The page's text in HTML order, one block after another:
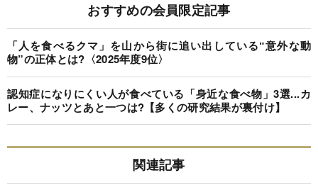
おすすめの会員限定記事
「人を食べるクマ」を山から街に追い出している“意外な動
物”の正体とは?〈2025年度9位〉
認知症になりにくい人が食べている「身近な食べ物」3選...カ
レー、ナッツとあと一つは?【多くの研究結果が裏付け】
関連記事